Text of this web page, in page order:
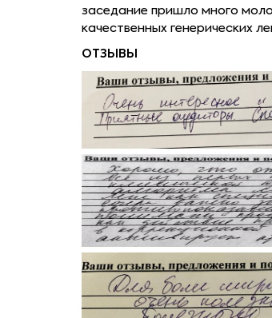
заседание пришло много
качественных генерических
ОТЗЫВЫ